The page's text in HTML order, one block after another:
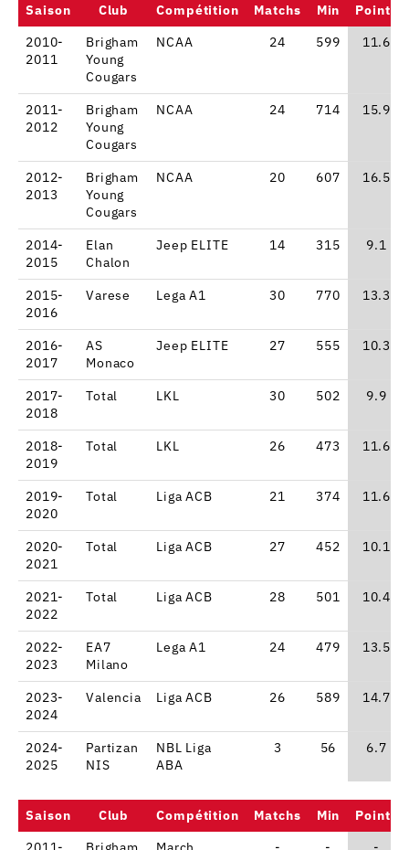
Saison Club Compétition Matchs Min
Points
2010-
2011
Brigham
Young
Cougars
NCAA 24 599 11.6
2011-
2012
Brigham
Young
Cougars
NCAA 24 714 15.9
2012-
2013
Brigham
Young
Cougars
NCAA 20 607 16.5
2014-
2015
Elan
Chalon
Jeep ELITE 14 315 9.1
2015-
2016
Varese Lega A1 30 770 13.3
2016-
2017
AS
Monaco
Jeep ELITE 27 555 10.3
2017-
2018
Total LKL 30 502 9.9
2018-
2019
Total LKL 26 473 11.6
2019-
2020
Total Liga ACB 21 374 11.6
2020-
2021
Total Liga ACB 27 452 10.1
2021-
2022
Total Liga ACB 28 501 10.4
2022-
2023
EA7
Milano
Lega A1 24 479 13.5
2023-
2024
Valencia Liga ACB 26 589 14.7
2024-
2025
Partizan
NIS
NBL Liga
ABA
3 56 6.7
Saison Club Compétition Matchs Min
Points